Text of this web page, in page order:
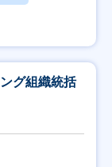
グ組織統括